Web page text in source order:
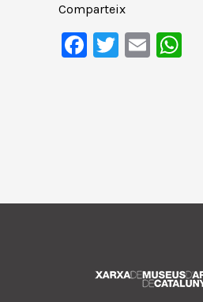
Comparteix
Facebook
Twitter
Email